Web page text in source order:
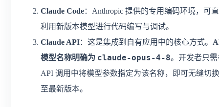
Claude Code：Anthropic 提供的专用编码环境，可
利用新版本模型进行代码编写与调试。
Claude API：这是集成到自有应用中的核心方式。
模型名称明确为 claude-opus-4-8。开发者只需
API 调用中将模型参数指定为该名称，即可无缝切换
至最新版本。